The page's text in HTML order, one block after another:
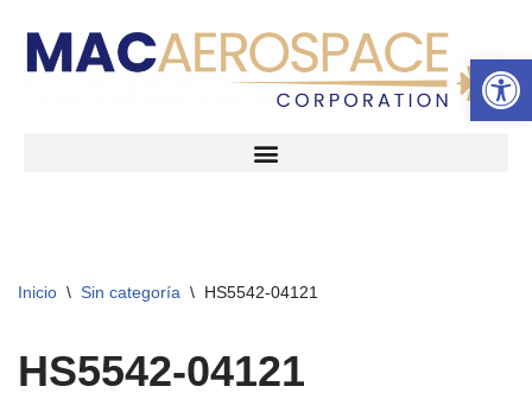
Abrir
Inicio \ Sin categoría \ HS5542-04121
HS5542-04121